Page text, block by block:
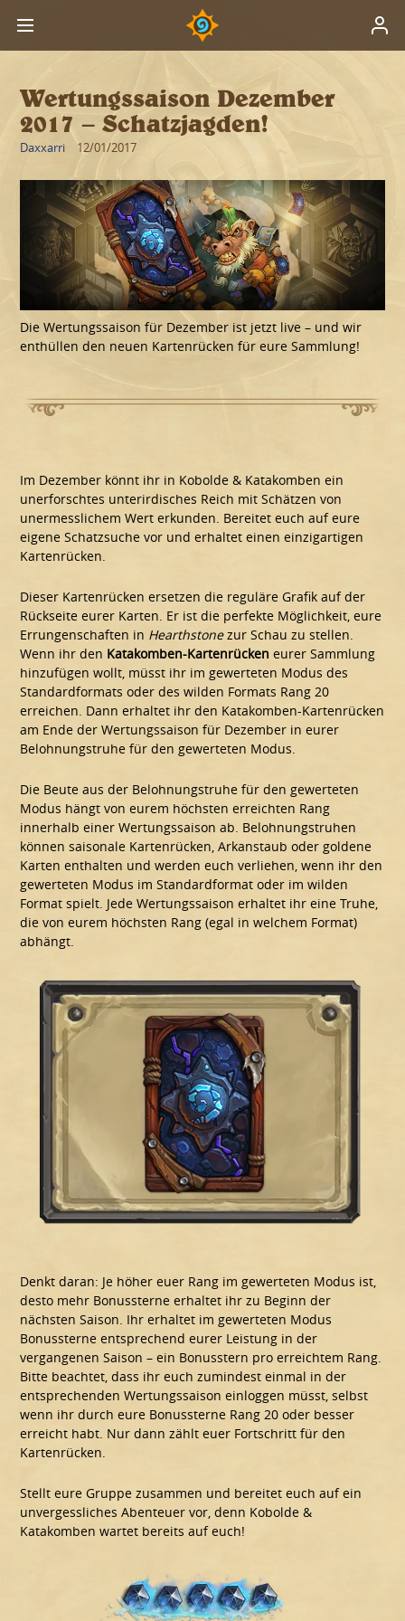
Wertungssaison Dezember
2017 – Schatzjagden!
Daxxarri 12/01/2017
Die Wertungssaison für Dezember ist jetzt live – und wir
enthüllen den neuen Kartenrücken für eure Sammlung!
Im Dezember könnt ihr in Kobolde & Katakomben ein
unerforschtes unterirdisches Reich mit Schätzen von
unermesslichem Wert erkunden. Bereitet euch auf eure
eigene Schatzsuche vor und erhaltet einen einzigartigen
Kartenrücken.
Dieser Kartenrücken ersetzen die reguläre Grafik auf der
Rückseite eurer Karten. Er ist die perfekte Möglichkeit, eure
Errungenschaften in Hearthstonezur Schau zu stellen.
Wenn ihr den Katakomben-Kartenrücken eurer Sammlung
hinzufügen wollt, müsst ihr im gewerteten Modus des
Standardformats oder des wilden Formats Rang 20
erreichen. Dann erhaltet ihr den Katakomben-Kartenrücken
am Ende der Wertungssaison für Dezember in eurer
Belohnungstruhe für den gewerteten Modus.
Die Beute aus der Belohnungstruhe für den gewerteten
Modus hängt von eurem höchsten erreichten Rang
innerhalb einer Wertungssaison ab. Belohnungstruhen
können saisonale Kartenrücken, Arkanstaub oder goldene
Karten enthalten und werden euch verliehen, wenn ihr den
gewerteten Modus im Standardformat oder im wilden
Format spielt. Jede Wertungssaison erhaltet ihr eine Truhe,
die von eurem höchsten Rang (egal in welchem Format)
abhängt.
Denkt daran: Je höher euer Rang im gewerteten Modus ist,
desto mehr Bonussterne erhaltet ihr zu Beginn der
nächsten Saison. Ihr erhaltet im gewerteten Modus
Bonussterne entsprechend eurer Leistung in der
vergangenen Saison – ein Bonusstern pro erreichtem Rang.
Bitte beachtet, dass ihr euch zumindest einmal in der
entsprechenden Wertungssaison einloggen müsst, selbst
wenn ihr durch eure Bonussterne Rang 20 oder besser
erreicht habt. Nur dann zählt euer Fortschritt für den
Kartenrücken.
Stellt eure Gruppe zusammen und bereitet euch auf ein
unvergessliches Abenteuer vor, denn Kobolde &
Katakomben wartet bereits auf euch!